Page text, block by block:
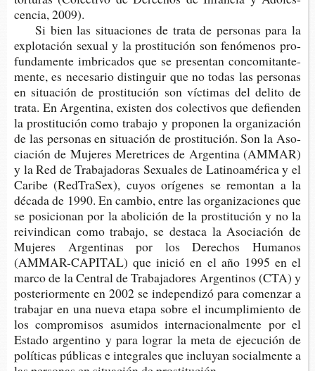
cen­cia, 2009).
Si bien las situa­cio­nes de trata de per­so­nas para la
explo­ta­ción sexual y la pros­ti­tu­ción son fenó­me­nos pro­
fun­da­men­te imbri­ca­dos que se pre­sen­tan con­co­mi­tan­te­
men­te, es nece­sa­rio dis­tin­guir que no todas las per­so­nas
en situa­ción de pros­ti­tu­ción son víc­ti­mas del deli­to de
trata. En Argen­ti­na, exis­ten dos colec­ti­vos que defien­den
la pros­ti­tu­ción como tra­ba­jo y pro­po­nen la orga­ni­za­ción
de las per­so­nas en situa­ción de pros­ti­tu­ción. Son la Aso­
cia­ción de Muje­res Mere­tri­ces de Argen­ti­na (AMMAR)
y la Red de Tra­ba­ja­do­ras Sexua­les de Lati­noa­mé­ri­ca y el
Cari­be (Red­Tra­Sex), cuyos orí­ge­nes se remon­tan a la
déca­da de 1990. En cam­bio, entre las orga­ni­za­cio­nes que
se posi­cio­nan por la abo­li­ción de la pros­ti­tu­ción y no la
reivin­di­can como tra­ba­jo, se des­ta­ca la Aso­cia­ción de
Muje­res Argen­ti­nas por los Dere­chos Huma­nos
(AMMAR-​CAPITAL) que inició en el año 1995 en el
marco de la Cen­tral de Tra­ba­ja­do­res Argen­ti­nos (CTA) y
pos­te­rior­men­te en 2002 se inde­pen­di­zó para comen­zar a
tra­ba­jar en una nueva etapa sobre el incum­pli­mien­to de
los com­pro­mi­sos asu­mi­dos inter­na­cio­nal­men­te por el
Esta­do argen­tino y para lograr la meta de eje­cu­ción de
polí­ti­cas públi­cas e inte­gra­les que inclu­yan social­men­te a